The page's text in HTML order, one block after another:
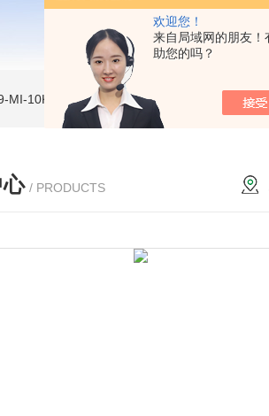
欢迎您！
来自局域网的朋友！
助您的吗？
MI-10KVe 高压兆欧表 5000V数字高压兆欧表
/ PRODUCTS